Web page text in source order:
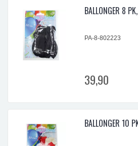
BALLONGER 8
PA-8-802223
39,90
BALLONGER 10